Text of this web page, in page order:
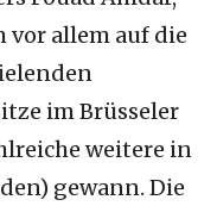
vor allem auf die
im Brüsseler
weitere in
gewann. Die